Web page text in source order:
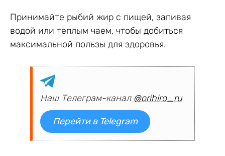
Принимайте рыбий жир с пищей, запивая
водой или теплым чаем, чтобы добиться
максимальной пользы для здоровья.
Наш Телеграм-канал @orihiro_ru
Перейти в Telegram